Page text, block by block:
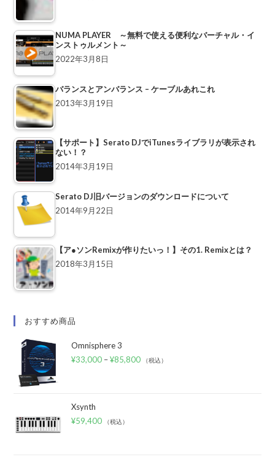
NUMA PLAYER ～無料で使える便利なバーチャル・イ
ンストゥルメント～
2022年3月8日
バランスとアンバランス – ケーブルあれこれ
2013年3月19日
【サポート】Serato DJでiTunesライブラリが表示され
ない！？
2014年3月19日
Serato DJ旧バージョンのダウンロードについて
2014年9月22日
【ア●ソンRemixが作りたいっ！】その1. Remixとは？
2018年3月15日
おすすめ商品
Omnisphere 3
¥33,000 –¥85,800 （税込）
Xsynth
¥59,400 （税込）